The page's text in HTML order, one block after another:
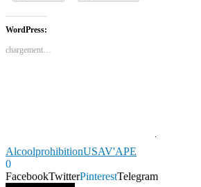
WordPress:
chargement…
AlcoolprohibitionUSAV'APE
0
FacebookTwitterPinterestTelegram